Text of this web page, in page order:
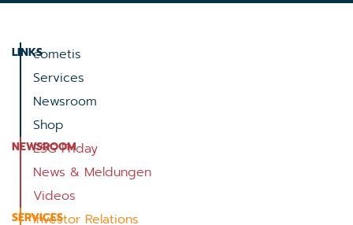
LINKScometis
Services
Newsroom
Shop
NEWSROOM
ESG Friday
News & Meldungen
Videos
SERVICES
Investor Relations